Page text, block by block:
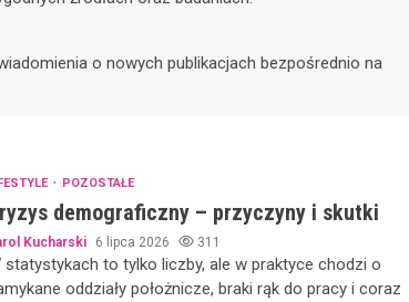
o nowych publikacjach bezpośrednio na
POZOSTAŁE
demograficzny – przyczyny i skutki
Kucharski 6 lipca 2026 311
statystykach to tylko liczby, ale w praktyce chodzi o
oddziały położnicze, braki rąk do pracy i coraz